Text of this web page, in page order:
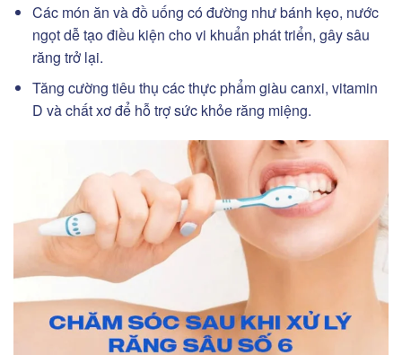
Các món ăn và đồ uống có đường như bánh kẹo, nước
ngọt dễ tạo điều kiện cho vi khuẩn phát triển, gây sâu
răng trở lại.
Tăng cường tiêu thụ các thực phẩm giàu canxi, vitamin
D và chất xơ để hỗ trợ sức khỏe răng miệng.